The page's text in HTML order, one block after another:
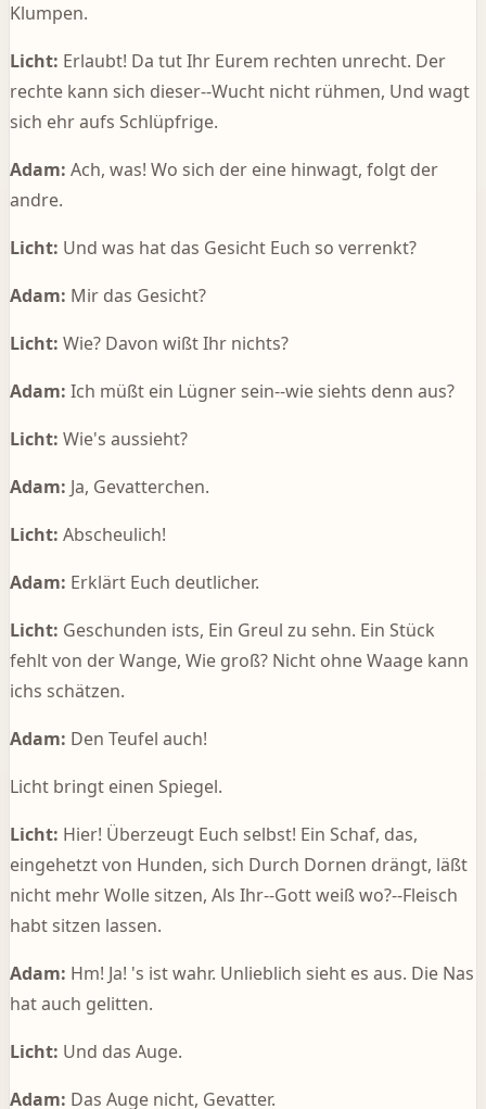
Klumpen.
Licht: Erlaubt! Da tut Ihr Eurem rechten unrecht. Der
rechte kann sich dieser--Wucht nicht rühmen, Und wagt
sich ehr aufs Schlüpfrige.
Adam: Ach, was! Wo sich der eine hinwagt, folgt der
andre.
Licht: Und was hat das Gesicht Euch so verrenkt?
Adam: Mir das Gesicht?
Licht: Wie? Davon wißt Ihr nichts?
Adam: Ich müßt ein Lügner sein--wie siehts denn aus?
Licht: Wie's aussieht?
Adam: Ja, Gevatterchen.
Licht: Abscheulich!
Adam: Erklärt Euch deutlicher.
Licht: Geschunden ists, Ein Greul zu sehn. Ein Stück
fehlt von der Wange, Wie groß? Nicht ohne Waage kann
ichs schätzen.
Adam: Den Teufel auch!
Licht bringt einen Spiegel.
Licht: Hier! Überzeugt Euch selbst! Ein Schaf, das,
eingehetzt von Hunden, sich Durch Dornen drängt, läßt
nicht mehr Wolle sitzen, Als Ihr--Gott weiß wo?--Fleisch
habt sitzen lassen.
Adam: Hm! Ja! 's ist wahr. Unlieblich sieht es aus. Die Nas
hat auch gelitten.
Licht: Und das Auge.
Adam: Das Auge nicht, Gevatter.